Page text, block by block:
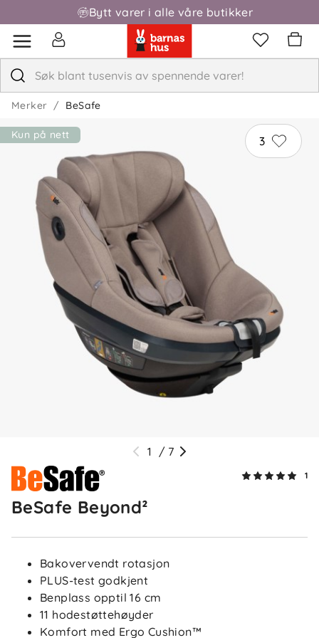
Bytt varer i alle våre butikker
Fri frakt over 1000,-
Merker BeSafe
3
Kun på nett
1 / 7
1
BeSafe Beyond²
Bakovervendt rotasjon
PLUS-test godkjent
Benplass opptil 16 cm
11 hodestøttehøyder
Komfort med Ergo Cushion™